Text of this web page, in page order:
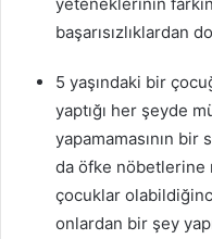
başarısızlıklardan
5 yaşındaki bir
yaptığı her şeyde
yapamamasının
da öfke nöbetlerine
çocuklar
onlardan bir şey